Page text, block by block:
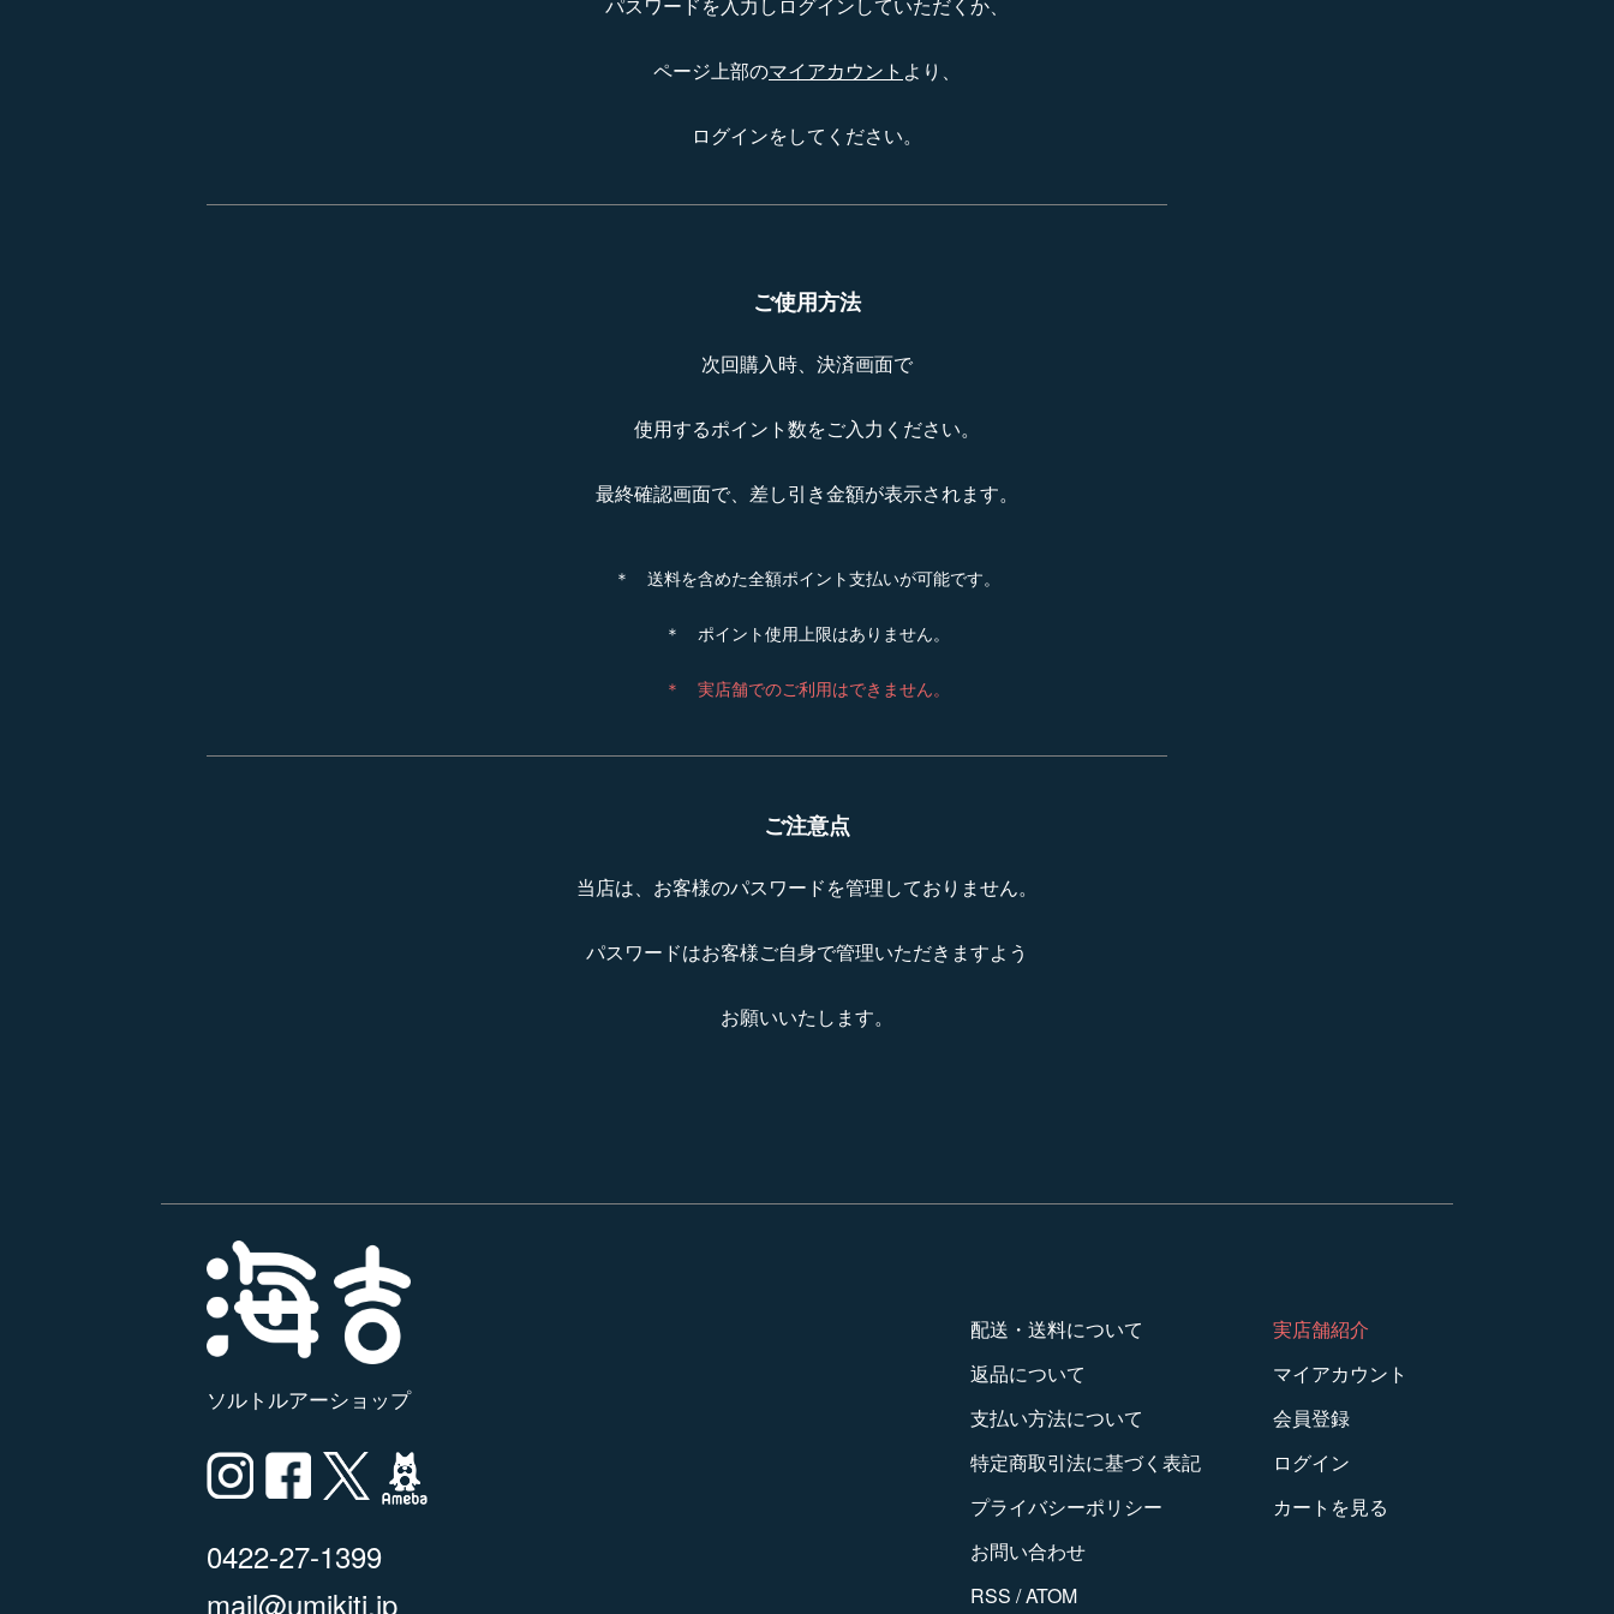
パスワードを入力しログインしていただくか、
ページ上部のマイアカウント より、
ログインをしてください。
ご使用方法
次回購入時、決済画面で
使用するポイント数をご入力ください。
最終確認画面で、差し引き金額が表示されます。
＊ 送料を含めた全額ポイント支払いが可能です。
＊ ポイント使用上限はありません。
＊ 実店舗でのご利用はできません。
ご注意点
当店は、お客様のパスワードを管理しておりません。
パスワードはお客様ご自身で管理いただきますよう
お願いいたします。
ソルトルアーショップ
0422-27-1399
mail@umikiti.jp
配送・送料について
返品について
支払い方法について
特定商取引法に基づく表記
プライバシーポリシー
お問い合わせ
RSS /ATOM
実店舗紹介
マイアカウント
会員登録
ログイン
カートを見る